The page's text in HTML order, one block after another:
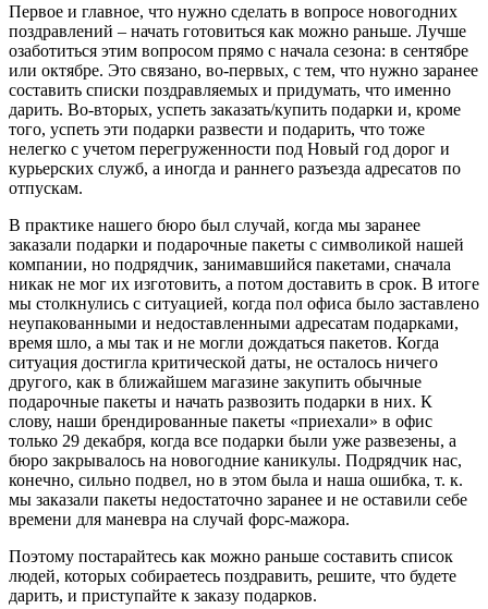
Первое и главное, что нужно сделать в вопросе новогодних
поздравлений – начать готовиться как можно раньше. Лучше
озаботиться этим вопросом прямо с начала сезона: в сентябре
или октябре. Это связано, во-первых, с тем, что нужно заранее
составить списки поздравляемых и придумать, что именно
дарить. Во-вторых, успеть заказать/купить подарки и, кроме
того, успеть эти подарки развести и подарить, что тоже
нелегко с учетом перегруженности под Новый год дорог и
курьерских служб, а иногда и раннего разъезда адресатов по
отпускам.
В практике нашего бюро был случай, когда мы заранее
заказали подарки и подарочные пакеты с символикой нашей
компании, но подрядчик, занимавшийся пакетами, сначала
никак не мог их изготовить, а потом доставить в срок. В итоге
мы столкнулись с ситуацией, когда пол офиса было заставлено
неупакованными и недоставленными адресатам подарками,
время шло, а мы так и не могли дождаться пакетов. Когда
ситуация достигла критической даты, не осталось ничего
другого, как в ближайшем магазине закупить обычные
подарочные пакеты и начать развозить подарки в них. К
слову, наши брендированные пакеты «приехали» в офис
только 29 декабря, когда все подарки были уже развезены, а
бюро закрывалось на новогодние каникулы. Подрядчик нас,
конечно, сильно подвел, но в этом была и наша ошибка, т. к.
мы заказали пакеты недостаточно заранее и не оставили себе
времени для маневра на случай форс-мажора.
Поэтому постарайтесь как можно раньше составить список
людей, которых собираетесь поздравить, решите, что будете
дарить, и приступайте к заказу подарков.